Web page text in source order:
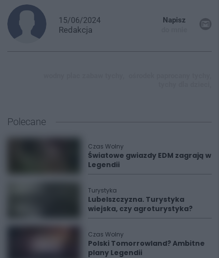
15/06/2024
Redakcja
Napisz
Polecane
Czas Wolny
Światowe gwiazdy EDM zagrają w
Legendii
Turystyka
Lubelszczyzna. Turystyka
wiejska, czy agroturystyka?
Czas Wolny
Polski Tomorrowland? Ambitne
plany Legendii